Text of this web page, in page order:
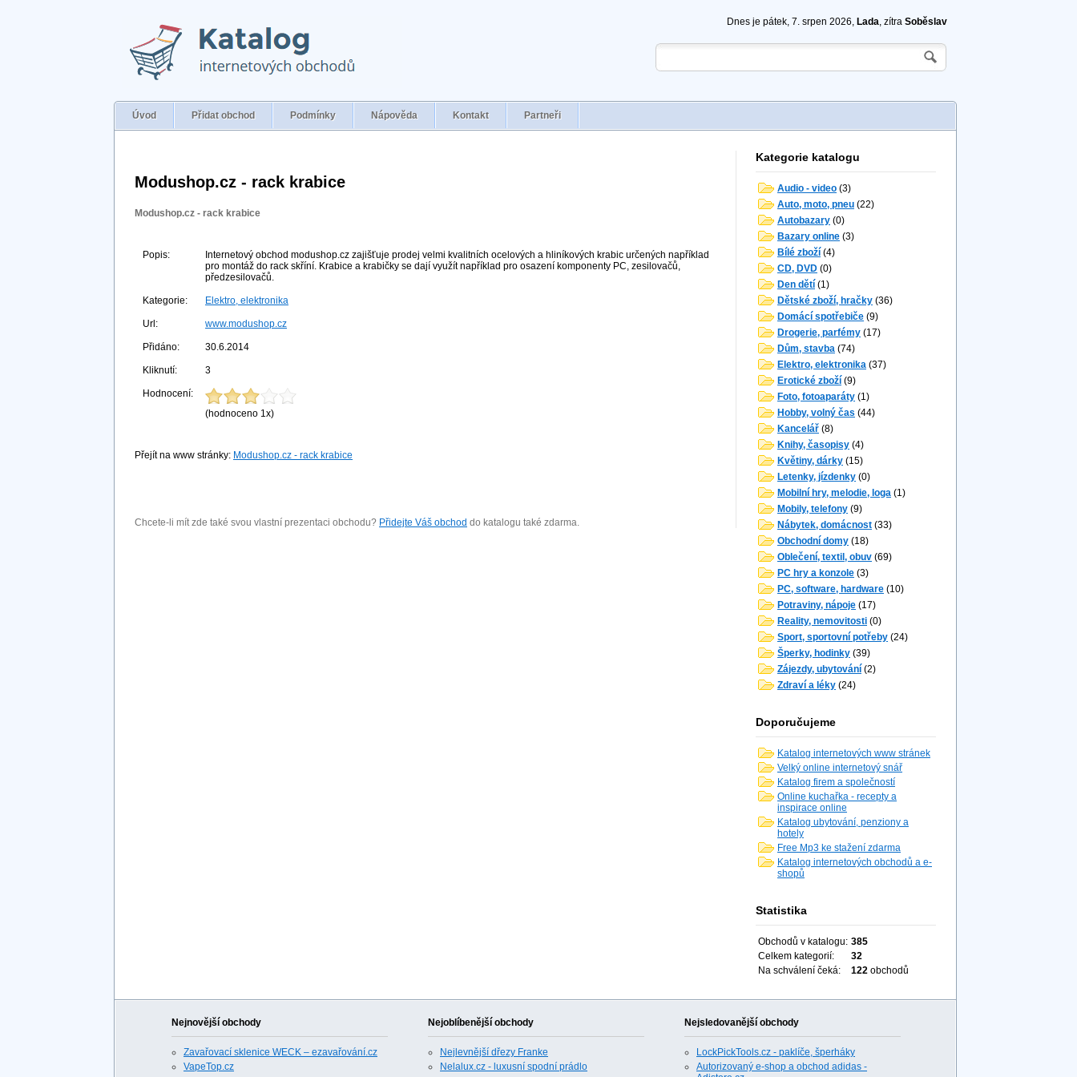
Dnes je pátek, 7. srpen 2026, Lada, zítra Soběslav
Úvod Přidat obchod Podmínky Nápověda Kontakt Partneři
Modushop.cz - rack krabice
Modushop.cz - rack krabice
Popis:
Internetový obchod modushop.cz zajišťuje prodej velmi kvalitních ocelových a hliníkových krabic určených například
pro montáž do rack skříní. Krabice a krabičky se dají využít například pro osazení komponenty PC, zesilovačů,
předzesilovačů.
Kategorie: Elektro, elektronika
Url: www.modushop.cz
Přidáno: 30.6.2014
Kliknutí: 3
Hodnocení:
(hodnoceno 1x)
Přejít na www stránky: Modushop.cz - rack krabice
Chcete-li mít zde také svou vlastní prezentaci obchodu? Přidejte Váš obchod do katalogu také zdarma.
Kategorie katalogu
Audio - video (3)
Auto, moto, pneu (22)
Autobazary (0)
Bazary online (3)
Bílé zboží (4)
CD, DVD (0)
Den dětí (1)
Dětské zboží, hračky (36)
Domácí spotřebiče (9)
Drogerie, parfémy (17)
Dům, stavba (74)
Elektro, elektronika (37)
Erotické zboží (9)
Foto, fotoaparáty (1)
Hobby, volný čas (44)
Kancelář (8)
Knihy, časopisy (4)
Květiny, dárky (15)
Letenky, jízdenky (0)
Mobilní hry, melodie, loga (1)
Mobily, telefony (9)
Nábytek, domácnost (33)
Obchodní domy (18)
Oblečení, textil, obuv (69)
PC hry a konzole (3)
PC, software, hardware (10)
Potraviny, nápoje (17)
Reality, nemovitosti (0)
Sport, sportovní potřeby (24)
Šperky, hodinky (39)
Zájezdy, ubytování (2)
Zdraví a léky (24)
Doporučujeme
Katalog internetových www stránek
Velký online internetový snář
Katalog firem a společností
Online kuchařka - recepty a
inspirace online
Katalog ubytování, penziony a
hotely
Free Mp3 ke stažení zdarma
Katalog internetových obchodů a e-
shopů
Statistika
Obchodů v katalogu: 385
Celkem kategorií:
32
Na schválení čeká:
122 obchodů
Nejnovější obchody
Zavařovací sklenice WECK – ezavařování.cz
VapeTop.cz
Nejoblíbenější obchody
Nejlevnější dřezy Franke
Nelalux.cz - luxusní spodní prádlo
Nejsledovanější obchody
LockPickTools.cz - paklíče, šperháky
Autorizovaný e-shop a obchod adidas -